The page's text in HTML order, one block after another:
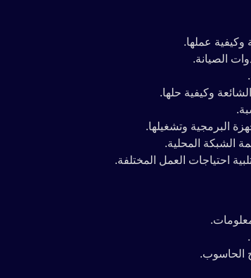
عملها.
الصيانة.
وكيفية حلها.
البرمجية وتشغيلها.
الشبكة المحلية.
احتياجات العمل المختلفة.
الحاسوب.